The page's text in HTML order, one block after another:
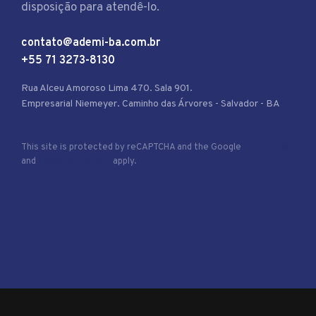
disposição para atendê-lo.
contato@ademi-ba.com.br
+55 71 3273-8130
Rua Alceu Amoroso Lima 470. Sala 901.
Empresarial Niemeyer. Caminho das Árvores - Salvador - BA
This site is protected by reCAPTCHA and the Google
and
apply.